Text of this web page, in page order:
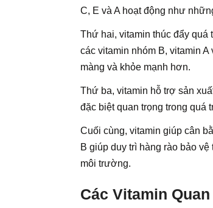
C, E và A hoạt động như
Thứ hai, vitamin thúc đẩy quá
các vitamin nhóm B, vitamin
màng và khỏe mạnh hơn.
Thứ ba, vitamin hỗ trợ sản
đặc biệt quan trọng trong quá
Cuối cùng, vitamin giúp cân
B giúp duy trì hàng rào bảo
môi trường.
Các Vitamin